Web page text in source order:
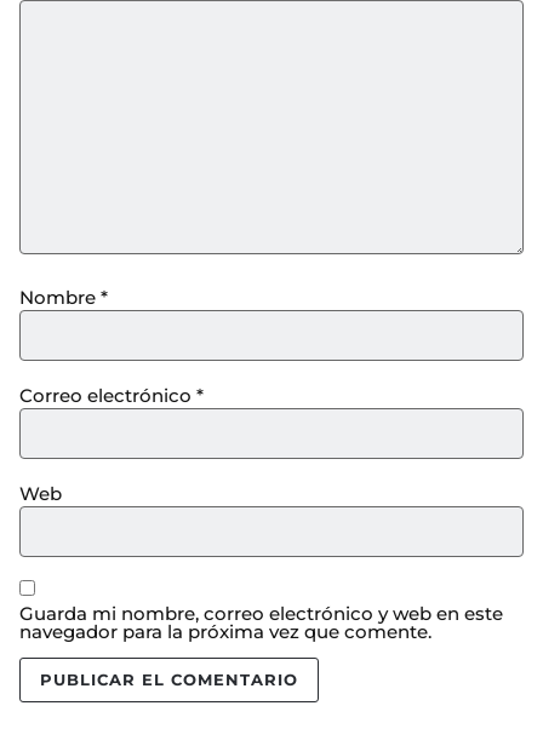
Nombre *
Correo electrónico *
Web
Guarda mi nombre, correo electrónico y web en este
navegador para la próxima vez que comente.